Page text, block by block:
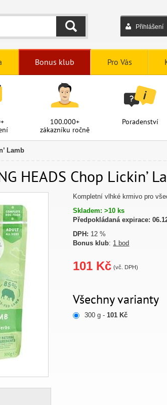
Přihlášení
HLEDAT
Bonus klub Pro Vás
100.000+
zákazníku ročně
Poradenství
Lamb
HEADS Chop Lickin’
Kompletní vlhké krmivo pro
Skladem: >10 ks
Předpokládaná expirace:
DPH: 12 %
Bonus klub: 1 bod
101 Kč (vč. DPH)
Všechny varianty
300 g -101 Kč